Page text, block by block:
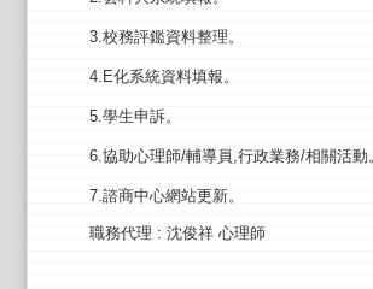
3.校務評鑑資料整理。
4.E化系統資料填報。
5.學生申訴。
6.協助心理師/輔導員,行政業務/相關活動
7.諮商中心網站更新。
職務代理 : 沈俊祥 心理師